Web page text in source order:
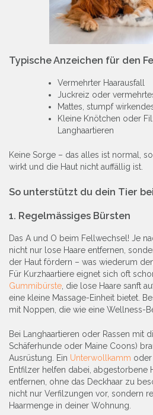
Typische Anzeichen für den
Vermehrter Haarausfall
Juckreiz oder
Mattes, stumpf
Kleine Knötchen oder
Langhaartieren
Keine Sorge – das alles ist normal,
wirkt und die Haut nicht auffällig ist.
So unterstützt du dein Tier
1. Regelmässiges Bürsten
Das A und O beim Fellwechsel! Je
nicht nur lose Haare entfernen,
der Haut fördern – was wiederum
Für Kurzhaartiere eignet sich oft
Gummibürste , die lose Haare sanft
eine kleine Massage-Einheit bietet.
mit Noppen, die wie eine Wellness-
Bei Langhaartieren oder Rassen mit
Schäferhunde oder Maine Coons)
Ausrüstung. Ein Unterwollkamm
Entfilzer helfen dabei, abgestorbene
entfernen, ohne das Deckhaar zu
nicht nur Verfilzungen vor, sondern
Haarmenge in deiner Wohnung.